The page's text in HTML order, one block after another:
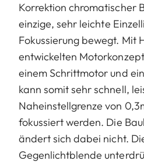
Korrektion chromatischer
einzige, sehr leichte
Fokussierung bewegt. Mit
entwickelten
einem Schrittmotor und
kann somit sehr schnell,
Naheinstellgrenze von
fokussiert werden. Die
ändert sich dabei nicht.
Gegenlichtblende